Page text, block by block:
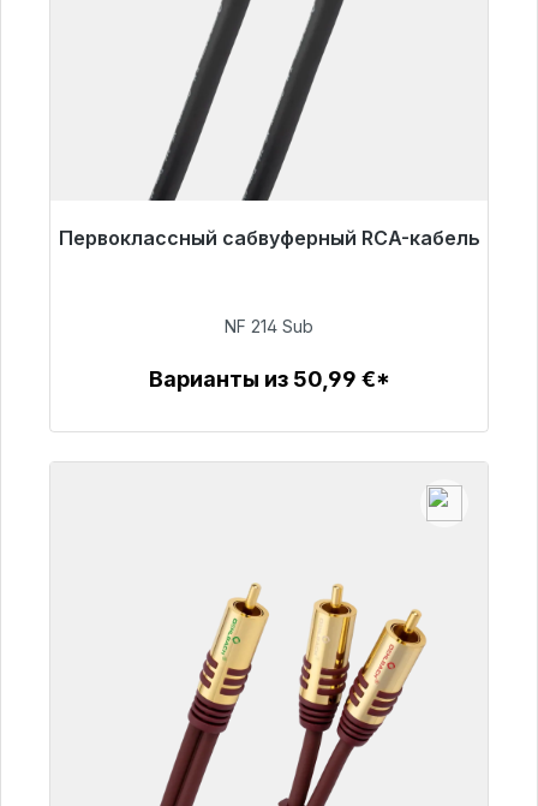
Первоклассный сабвуферный RCA-кабель
Готовы к немедленной отправке, срок
94,00 €
NF 214 Sub
Варианты из 50,99 €*